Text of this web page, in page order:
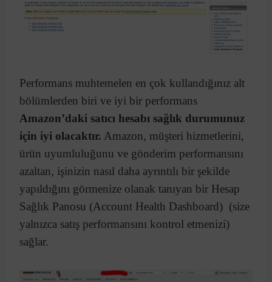
Performans muhtemelen en çok kullandığınız alt
bölümlerden biri ve iyi bir performans
Amazon’daki satıcı hesabı sağlık durumunuz
için iyi olacaktır. Amazon, müşteri hizmetlerini,
ürün uyumluluğunu ve gönderim performansını
azaltan, işinizin nasıl daha ayrıntılı bir şekilde
yapıldığını görmenize olanak tanıyan bir Hesap
Sağlık Panosu (Account Health Dashboard) (size
yalnızca satış performansını kontrol etmenizi)
sağlar.